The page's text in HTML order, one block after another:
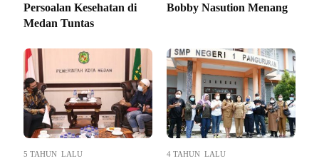
Persoalan Kesehatan di
Medan Tuntas
Bobby Nasution Menang
5 TAHUN LALU 4 TAHUN LALU